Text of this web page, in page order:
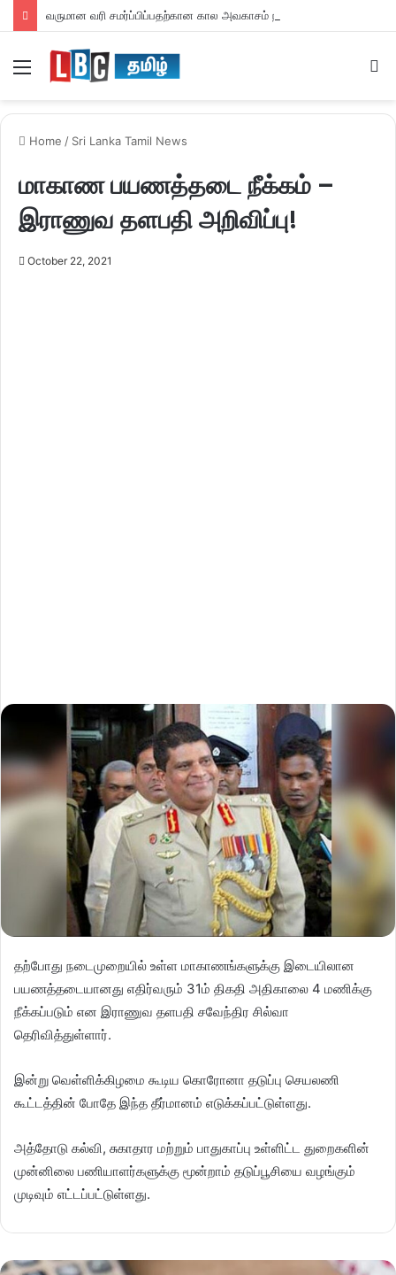
வருமான வரி சமர்ப்பிப்பதற்கான கால அவகாசம் நீடிப்பு
Home / Sri Lanka Tamil News
மாகாண பயணத்தடை நீக்கம் –
இராணுவ தளபதி அறிவிப்பு!
October 22, 2021
தற்போது நடைமுறையில் உள்ள மாகாணங்களுக்கு இடையிலான
பயணத்தடையானது எதிர்வரும் 31ம் திகதி அதிகாலை 4 மணிக்கு
நீக்கப்படும் என இராணுவ தளபதி சவேந்திர சில்வா
தெரிவித்துள்ளார்.
இன்று வெள்ளிக்கிழமை கூடிய கொரோனா தடுப்பு செயலணி
கூட்டத்தின் போதே இந்த தீர்மானம் எடுக்கப்பட்டுள்ளது.
அத்தோடு கல்வி, சுகாதார மற்றும் பாதுகாப்பு உள்ளிட்ட துறைகளின்
முன்னிலை பணியாளர்களுக்கு மூன்றாம் தடுப்பூசியை வழங்கும்
முடிவும் எட்டப்பட்டுள்ளது.